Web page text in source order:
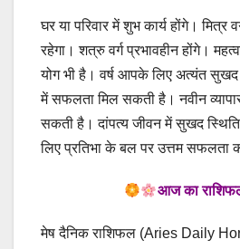
घर या परिवार में शुभ कार्य होंगे। मित्र
रहेगा। शत्रु वर्ग प्रभावहीन होंगे।
योग भी है। वर्ष आपके लिए अत्यंत सुखद
में सफलता मिल सकती है। नवीन
सकती है। दांपत्य जीवन में सुखद
लिए प्रतिभा के बल पर उत्तम
आज का
मेष दैनिक राशिफल (Aries Daily